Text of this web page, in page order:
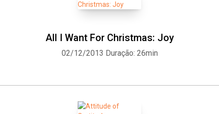
All I Want For Christmas: Joy
02/12/2013 Duração: 26min